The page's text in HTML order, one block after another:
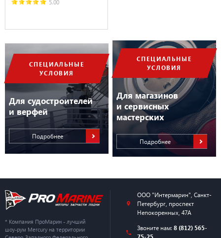
СПЕЦИАЛЬНЫЕ
УСЛОВИЯ
Для судостроителей
и верфей
Подробнее
СПЕЦИАЛЬНЫЕ
УСЛОВИЯ
Для магазинов
и сервисных
мастерских
Подробнее
5.00
* Компания ПроМарин - лучший
шоу-рум Mercury на территории
ООО "Интермарин" Санкт-
Петербург, проспект
Непокоренных, 47А
Звоните нам: 8 (812) 565-